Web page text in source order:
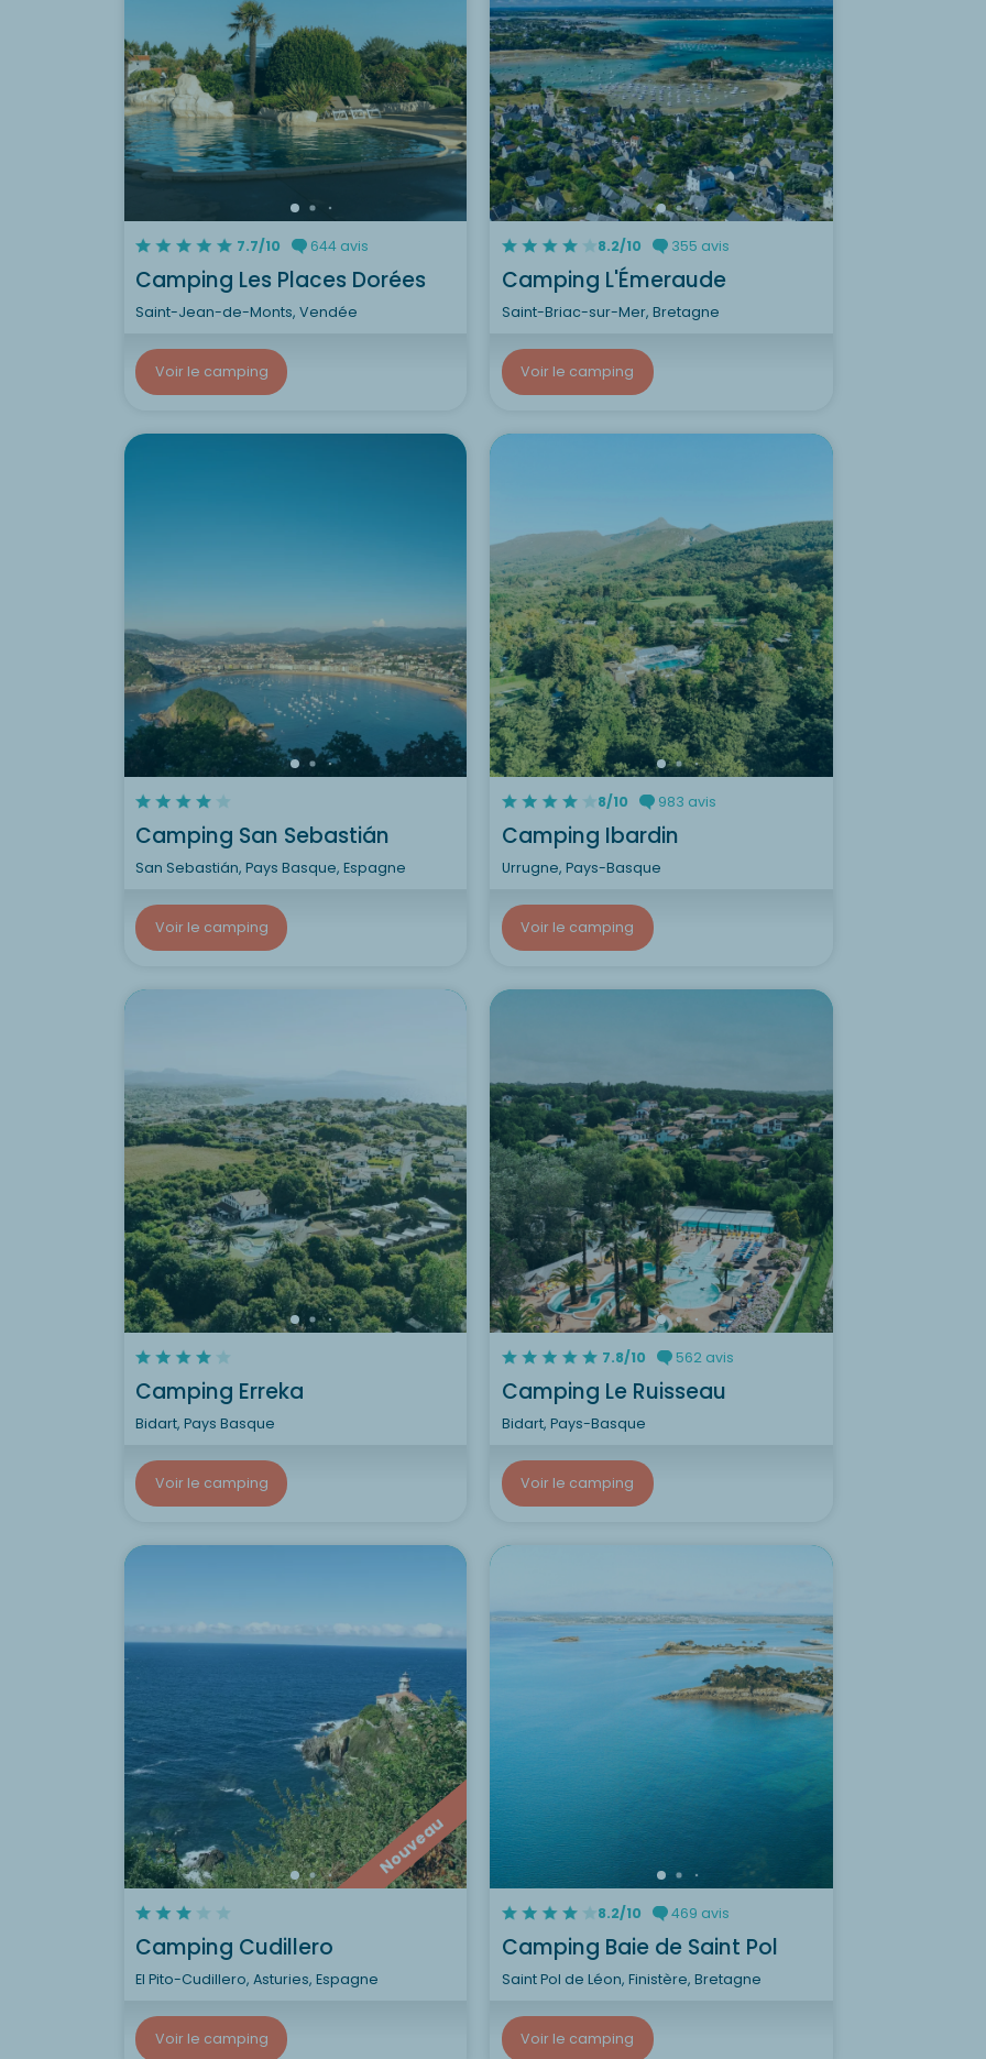
7.7/10 644 avis
Camping Les Places Dorées
Saint-Jean-de-Monts, Vendée
Voir le camping
8.2/10 355 avis
Camping L'Émeraude
Saint-Briac-sur-Mer, Bretagne
Voir le camping
Camping San Sebastián
San Sebastián, Pays Basque, Espagne
Voir le camping
8/10 983 avis
Camping Ibardin
Urrugne, Pays-Basque
Voir le camping
Camping Erreka
Bidart, Pays Basque
Voir le camping
7.8/10 562 avis
Camping Le Ruisseau
Bidart, Pays-Basque
Voir le camping
Nouveau
Camping Cudillero
El Pito-Cudillero, Asturies, Espagne
Voir le camping
8.2/10 469 avis
Camping Baie de Saint Pol
Saint Pol de Léon, Finistère, Bretagne
Voir le camping